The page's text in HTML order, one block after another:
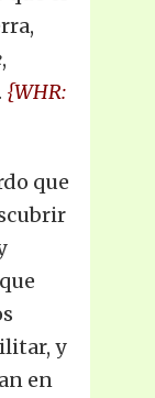
,
{WHR:
que
y
en